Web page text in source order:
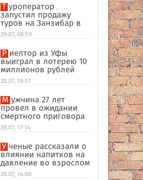
Туроператор
запустил продажу
туров на Занзибар в
качестве
альтернативы Турции
29.07, 08:59
Риелтор из Уфы
выиграл в лотерею 10
миллионов рублей
28.07, 18:57
Мужчина 27 лет
провел в ожидании
смертного приговора
из-за поддельных
улик в США
28.07, 17:14
Ученые рассказали о
влиянии напитков на
давление во взрослом
возрасте
28.07, 16:08